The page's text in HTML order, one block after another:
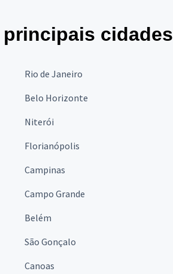
cidades
Rio de Janeiro
Belo Horizonte
Niterói
Florianópolis
Campinas
Campo Grande
Belém
São Gonçalo
Canoas